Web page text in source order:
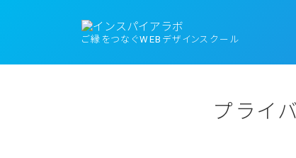
ご縁をつなぐWEBデザインスクール
プライ